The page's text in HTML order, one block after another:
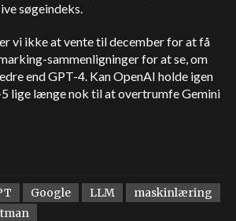
søgeindeks.
vi ikke at vente til december for at få
sammenligninger for at se, om
end GPT-4. Kan OpenAI holde igen
lige længe nok til at overtrumfe Gemini
Google LLM
maskinlæring